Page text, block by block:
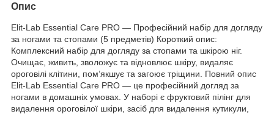
Опис
Elit-Lab Essential Care PRO — Професійний набір для догляду
за ногами та стопами (5 предметів) Короткий опис:
Комплексний набір для догляду за стопами та шкірою ніг.
Очищає, живить, зволожує та відновлює шкіру, видаляє
ороговілі клітини, пом’якшує та загоює тріщини. Повний опис
Elit-Lab Essential Care PRO — це професійний догляд за
ногами в домашніх умовах. У наборі є фруктовий пілінг для
видалення ороговілої шкіри, засіб для видалення кутикули,